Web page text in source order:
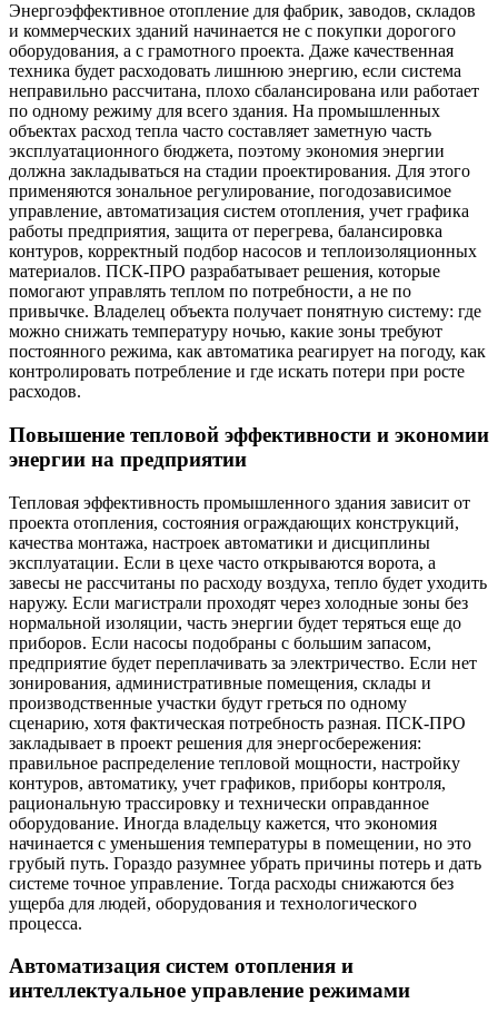
Энергоэффективное отопление для фабрик, заводов, складов
и коммерческих зданий начинается не с покупки дорогого
оборудования, а с грамотного проекта. Даже качественная
техника будет расходовать лишнюю энергию, если система
неправильно рассчитана, плохо сбалансирована или работает
по одному режиму для всего здания. На промышленных
объектах расход тепла часто составляет заметную часть
эксплуатационного бюджета, поэтому экономия энергии
должна закладываться на стадии проектирования. Для этого
применяются зональное регулирование, погодозависимое
управление, автоматизация систем отопления, учет графика
работы предприятия, защита от перегрева, балансировка
контуров, корректный подбор насосов и теплоизоляционных
материалов. ПСК-ПРО разрабатывает решения, которые
помогают управлять теплом по потребности, а не по
привычке. Владелец объекта получает понятную систему: где
можно снижать температуру ночью, какие зоны требуют
постоянного режима, как автоматика реагирует на погоду, как
контролировать потребление и где искать потери при росте
расходов.
Повышение тепловой эффективности и экономии
энергии на предприятии
Тепловая эффективность промышленного здания зависит от
проекта отопления, состояния ограждающих конструкций,
качества монтажа, настроек автоматики и дисциплины
эксплуатации. Если в цехе часто открываются ворота, а
завесы не рассчитаны по расходу воздуха, тепло будет уходить
наружу. Если магистрали проходят через холодные зоны без
нормальной изоляции, часть энергии будет теряться еще до
приборов. Если насосы подобраны с большим запасом,
предприятие будет переплачивать за электричество. Если нет
зонирования, административные помещения, склады и
производственные участки будут греться по одному
сценарию, хотя фактическая потребность разная. ПСК-ПРО
закладывает в проект решения для энергосбережения:
правильное распределение тепловой мощности, настройку
контуров, автоматику, учет графиков, приборы контроля,
рациональную трассировку и технически оправданное
оборудование. Иногда владельцу кажется, что экономия
начинается с уменьшения температуры в помещении, но это
грубый путь. Гораздо разумнее убрать причины потерь и дать
системе точное управление. Тогда расходы снижаются без
ущерба для людей, оборудования и технологического
процесса.
Автоматизация систем отопления и
интеллектуальное управление режимами